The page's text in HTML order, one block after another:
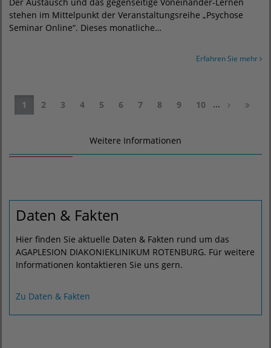
Der Austausch und das gegenseitige Voneinander-Lernen
stehen im Mittelpunkt der Veranstaltungsreihe „Psychose
Seminar Online“. Dieses monatliche…
Erfahren Sie mehr
1 2 3 4 5 6 7 8 9 10 ...
Weitere Informationen
Daten & Fakten
Hier finden Sie aktuelle Daten & Fakten rund um das
AGAPLESION DIAKONIEKLINIKUM ROTENBURG. Für weitere
Informationen kontaktieren Sie uns gern.
Zu Daten & Fakten